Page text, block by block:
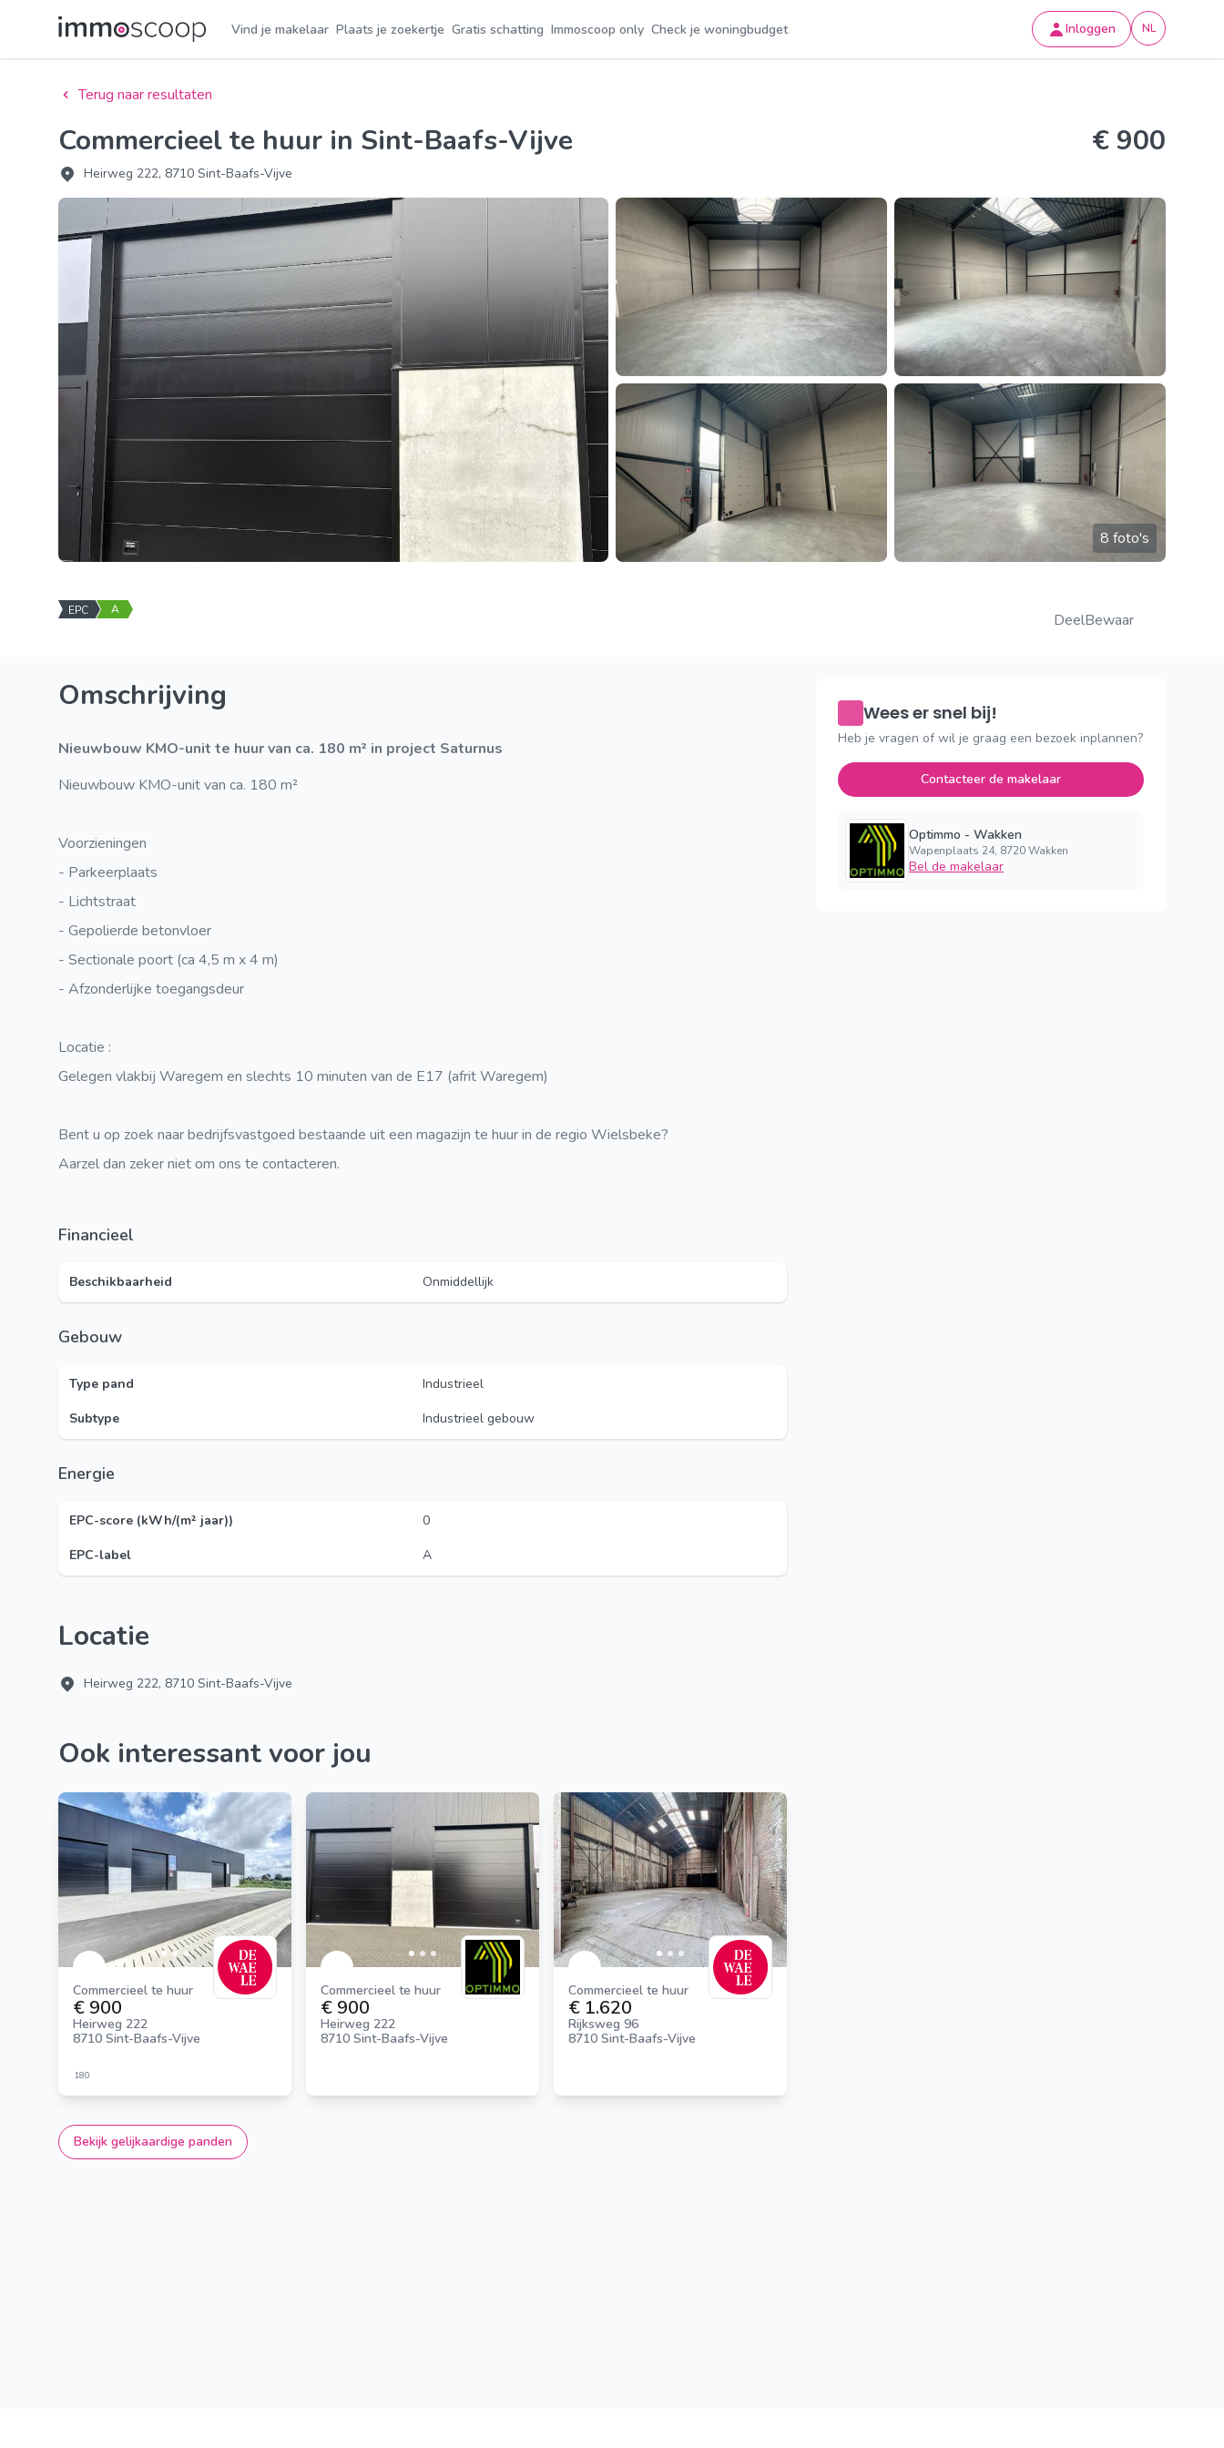
Vind je makelaar Plaats je zoekertje Gratis schatting Immoscoop only Check je woningbudget Inloggen NL
Terug naar resultaten
Commercieel te huur in Sint-Baafs-Vijve
Heirweg 222, 8710 Sint-Baafs-Vijve
€ 900
8 foto's
EPC A
DeelBewaar
Omschrijving
Nieuwbouw KMO-unit te huur van ca. 180 m² in project Saturnus
Nieuwbouw KMO-unit van ca. 180 m²
Voorzieningen
- Parkeerplaats
- Lichtstraat
- Gepolierde betonvloer
- Sectionale poort (ca 4,5 m x 4 m)
- Afzonderlijke toegangsdeur
Locatie :
Gelegen vlakbij Waregem en slechts 10 minuten van de E17 (afrit Waregem)
Bent u op zoek naar bedrijfsvastgoed bestaande uit een magazijn te huur in de regio Wielsbeke?
Aarzel dan zeker niet om ons te contacteren.
Financieel
Beschikbaarheid Onmiddellijk
Gebouw
Type pand
Industrieel
Subtype
Industrieel gebouw
Energie
EPC-score (kWh/(m² jaar))
0
EPC-label
A
Locatie
Heirweg 222, 8710 Sint-Baafs-Vijve
Ook interessant voor jou
Commercieel te huur
€ 900
Heirweg 222
8710 Sint-Baafs-Vijve
180
Commercieel te huur
€ 900
Heirweg 222
8710 Sint-Baafs-Vijve
Commercieel te huur
€ 1.620
Rijksweg 96
8710 Sint-Baafs-Vijve
Bekijk gelijkaardige panden
Wees er snel bij!
Heb je vragen of wil je graag een bezoek inplannen?
Contacteer de makelaar
Optimmo - Wakken
Wapenplaats 24, 8720 Wakken
Bel de makelaar